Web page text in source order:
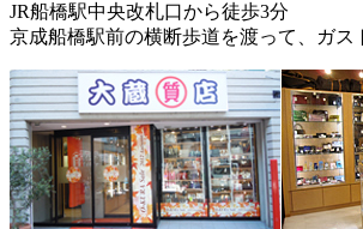
JR船橋駅中央改札口から徒歩3分
京成船橋駅前の横断歩道を渡って、ガス